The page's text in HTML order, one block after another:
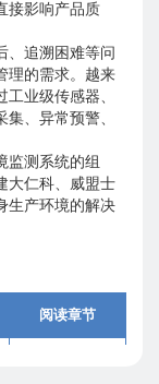
接影响产品质
、追溯困难等问
理的需求。越来
业级传感器、
、异常预警、
监测系统的组
大仁科、威盟士
生产环境的解决
阅读章节